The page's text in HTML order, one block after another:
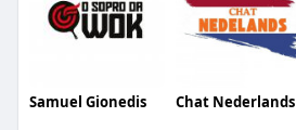
Samuel Gionedis Chat Nederlands